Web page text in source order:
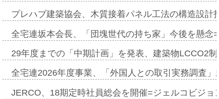
プレハブ建築協会、木質接着パネル工法の構造設
全宅連坂本会長、「団塊世代の持ち家」今後を懸
29年度までの「中期計画」を発表、建築物LCCO2
全宅連2026年度事業、「外国人との取引実務調査
JERCO、18期定時社員総会を開催=ジェルコビジ